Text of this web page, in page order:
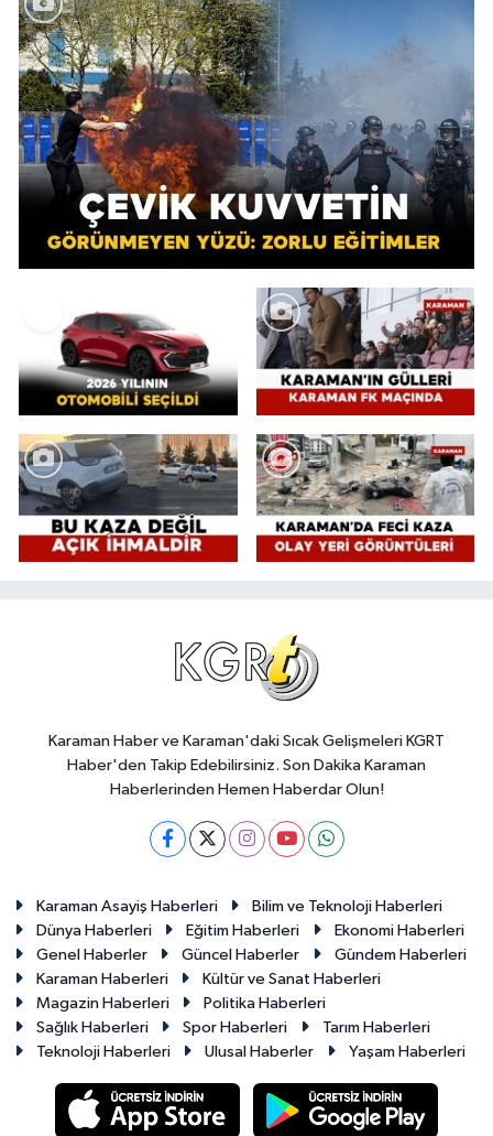
Karaman Haber ve Karaman'daki Sıcak Gelişmeleri KGRT
Haber'den Takip Edebilirsiniz. Son Dakika Karaman
Haberlerinden Hemen Haberdar Olun!
Karaman Asayiş Haberleri
Bilim ve Teknoloji Haberleri
Dünya Haberleri
Eğitim Haberleri
Ekonomi Haberleri
Genel Haberler
Güncel Haberler
Gündem Haberleri
Karaman Haberleri
Kültür ve Sanat Haberleri
Magazin Haberleri
Politika Haberleri
Sağlık Haberleri
Spor Haberleri
Tarım Haberleri
Teknoloji Haberleri
Ulusal Haberler Yaşam Haberleri